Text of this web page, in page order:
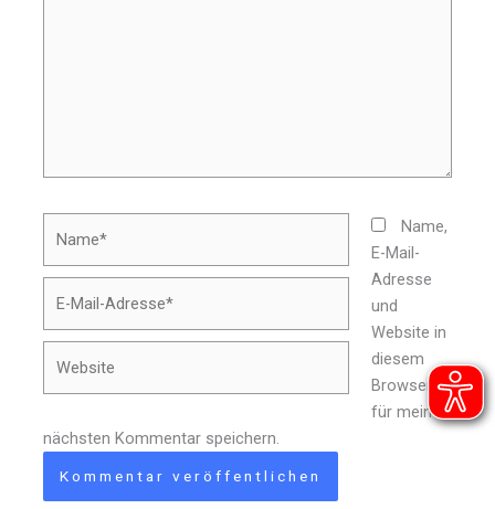
Mail-
Adresse*
Name,
E-Mail-
Adresse
und
Website in
diesem
Browser
für meinen
nächsten Kommentar speichern.